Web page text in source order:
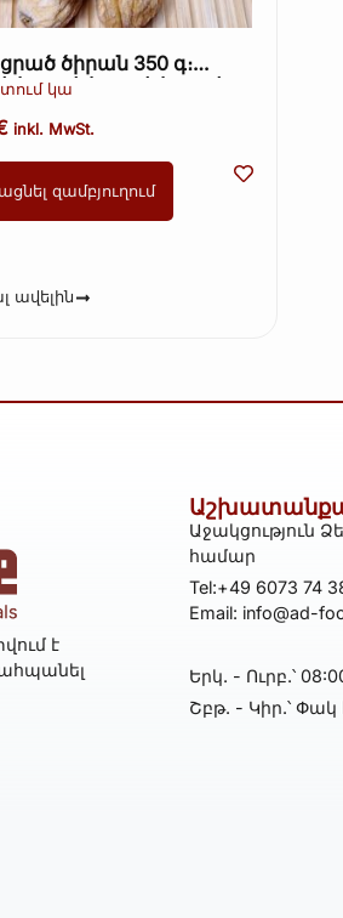
ծիրան 350 գ։
(Kopie) (Kopie) (Kopie)
կա
inkl. MwSt.
զամբյուղում
ավելին
է
Աջակցություն
համար
Tel:+49 6073 74
Email: info@ad-
Երկ․ - Ուրբ․՝
Շբթ․ - Կիր․՝ Փակ